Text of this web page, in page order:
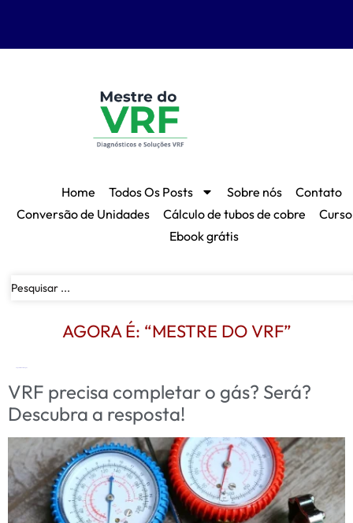
Home Todos Os Posts Sobre nós
Contato
Conversão de Unidades
Cálculo de tubos de cobre
Ebook grátis
AGORA É: “MESTRE DO VRF”
VRF precisa completar o gás? Será?
Descubra a resposta!